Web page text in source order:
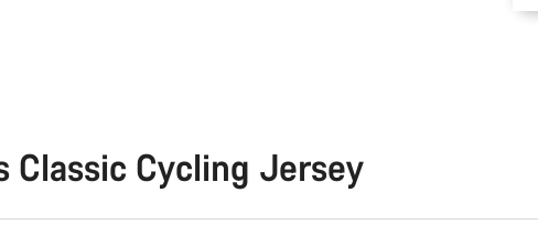
Classic Cycling Jersey